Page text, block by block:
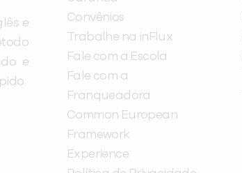
e
e
Convênios
Trabalhe na inFlux
Fale com a Escola
Fale com a
Franqueadora
Common European
Framework
Experience